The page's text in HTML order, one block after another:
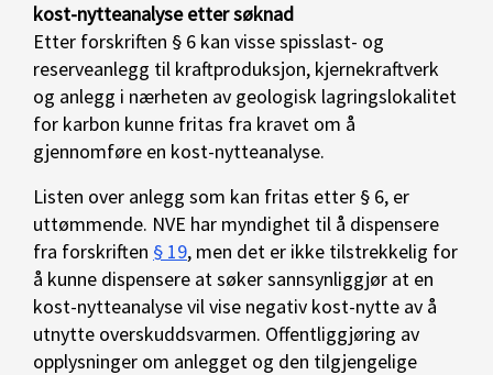
kost-nytteanalyse etter søknad
Etter forskriften § 6 kan visse spisslast- og
reserveanlegg til kraftproduksjon, kjernekraftverk
og anlegg i nærheten av geologisk lagringslokalitet
for karbon kunne fritas fra kravet om å
gjennomføre en kost-nytteanalyse.
Listen over anlegg som kan fritas etter § 6, er
uttømmende. NVE har myndighet til å dispensere
fra forskriften § 19, men det er ikke tilstrekkelig for
å kunne dispensere at søker sannsynliggjør at en
kost-nytteanalyse vil vise negativ kost-nytte av å
utnytte overskuddsvarmen. Offentliggjøring av
opplysninger om anlegget og den tilgjengelige